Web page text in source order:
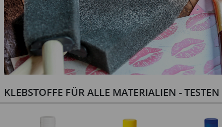
KLEBSTOFFE FÜR ALLE MATERIALIEN -